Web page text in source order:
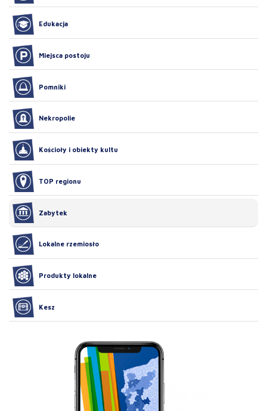
Edukacja
Miejsca postoju
Pomniki
Nekropolie
Kościoły i obiekty kultu
TOP regionu
Zabytek
Lokalne rzemiosło
Produkty lokalne
Kesz